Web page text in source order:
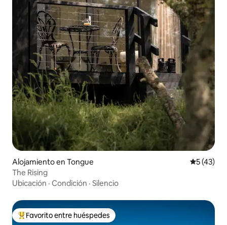
Alojamiento en Tongue
5 (43)
The Rising
Ubicación · Condición · Silencio
Favorito entre huéspedes preferido
Favorito entre huéspedes